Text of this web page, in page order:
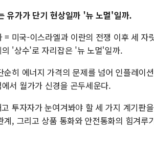
유가가 단기 현상일까 '뉴 노멀'일까.
미국-이스라엘과 이란의 전쟁 이후 세 자
'상수'로 자리잡은 '뉴 노멀'일까.
히 에너지 가격의 문제를 넘어 인플레이
서 월가가 신경을 곤두세운다.
투자자가 눈여겨봐야 할 세 가지 계기판
, 그리고 상품 통화와 안전통화의 힘겨루